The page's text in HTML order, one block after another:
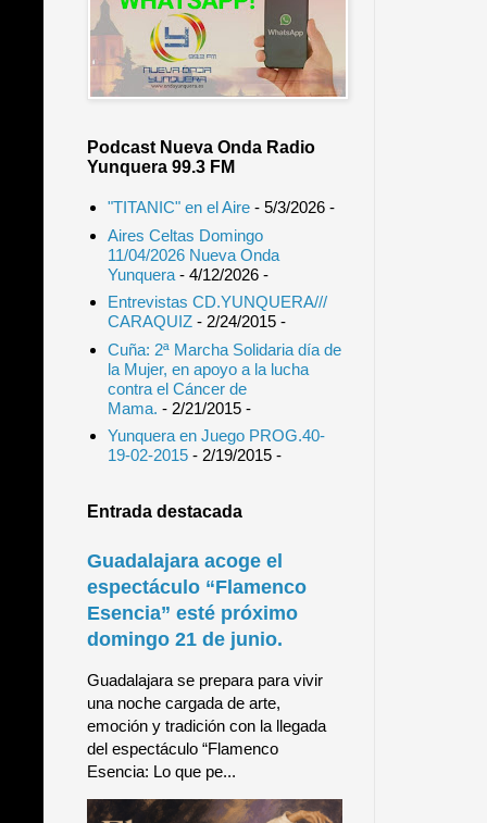
Podcast Nueva Onda Radio
Yunquera 99.3 FM
"TITANIC" en el Aire- 5/3/2026-
Aires Celtas Domingo
11/04/2026 Nueva Onda
Yunquera- 4/12/2026-
Entrevistas CD.YUNQUERA///
CARAQUIZ- 2/24/2015-
Cuña: 2ª Marcha Solidaria día de
la Mujer, en apoyo a la lucha
contra el Cáncer de
Mama. - 2/21/2015-
Yunquera en Juego PROG.40-
19-02-2015- 2/19/2015-
Entrada destacada
Guadalajara acoge el
espectáculo “Flamenco
Esencia” esté próximo
domingo 21 de junio.
Guadalajara se prepara para vivir
una noche cargada de arte,
emoción y tradición con la llegada
del espectáculo “Flamenco
Esencia: Lo que pe...